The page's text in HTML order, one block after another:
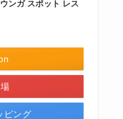
ンガ スポット レス
ピング